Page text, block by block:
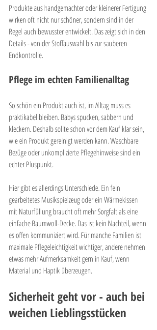
Produkte aus handgemachter oder kleinerer Fertigung
wirken oft nicht nur schöner, sondern sind in der
Regel auch bewusster entwickelt. Das zeigt sich in den
Details - von der Stoffauswahl bis zur sauberen
Endkontrolle.
Pflege im echten Familienalltag
So schön ein Produkt auch ist, im Alltag muss es
praktikabel bleiben. Babys spucken, sabbern und
kleckern. Deshalb sollte schon vor dem Kauf klar sein,
wie ein Produkt gereinigt werden kann. Waschbare
Bezüge oder unkomplizierte Pflegehinweise sind ein
echter Pluspunkt.
Hier gibt es allerdings Unterschiede. Ein fein
gearbeitetes Musikspielzeug oder ein Wärmekissen
mit Naturfüllung braucht oft mehr Sorgfalt als eine
einfache Baumwoll-Decke. Das ist kein Nachteil, wenn
es offen kommuniziert wird. Für manche Familien ist
maximale Pflegeleichtigkeit wichtiger, andere nehmen
etwas mehr Aufmerksamkeit gern in Kauf, wenn
Material und Haptik überzeugen.
Sicherheit geht vor - auch bei
weichen Lieblingsstücken